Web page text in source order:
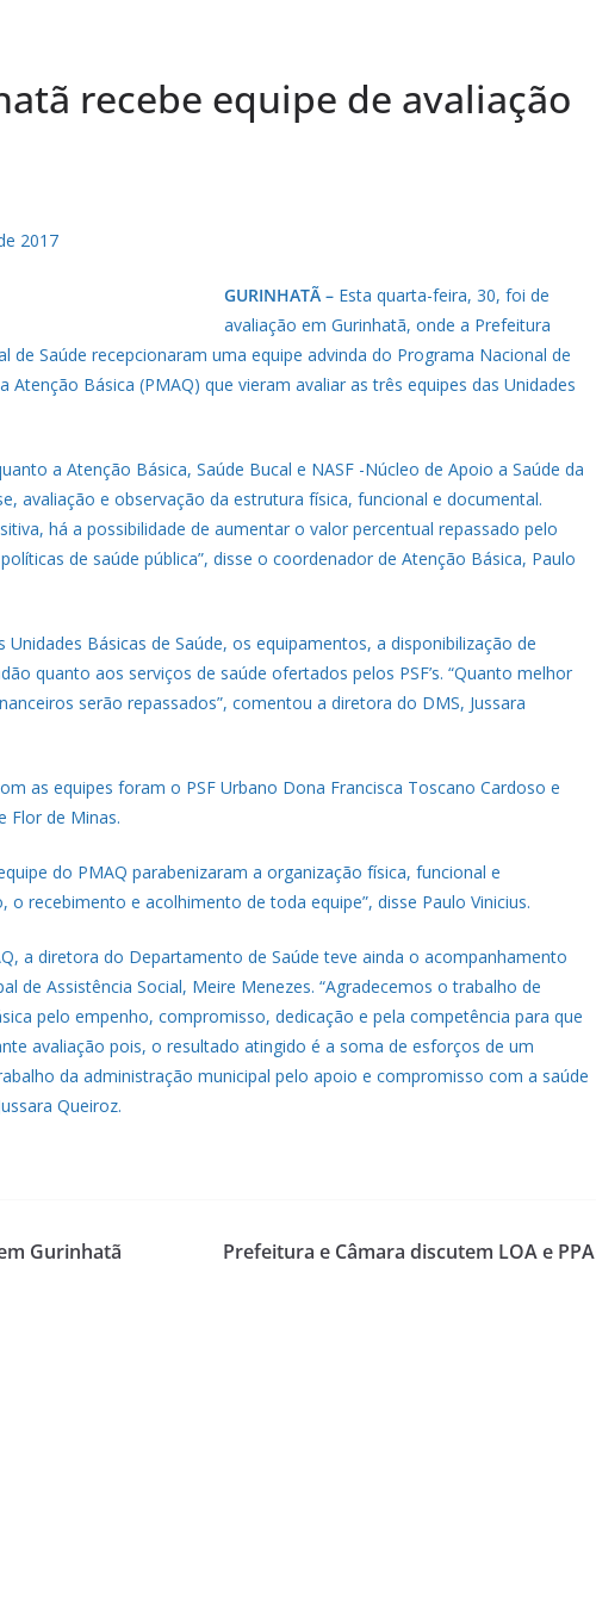
recebe equipe de avaliação
2017
GURINHATÃ – Esta quarta-feira, 30, foi de
avaliação em Gurinhatã, onde a Prefeitura
de Saúde recepcionaram uma equipe advinda do Programa Nacional de
Atenção Básica (PMAQ) que vieram avaliar as três equipes das Unidades
a Atenção Básica, Saúde Bucal e NASF -Núcleo de Apoio a Saúde da
avaliação e observação da estrutura física, funcional e documental.
há a possibilidade de aumentar o valor percentual repassado pelo
de saúde pública”, disse o coordenador de Atenção Básica, Paulo
Básicas de Saúde, os equipamentos, a disponibilização de
quanto aos serviços de saúde ofertados pelos PSF’s. “Quanto melhor
serão repassados”, comentou a diretora do DMS, Jussara
as equipes foram o PSF Urbano Dona Francisca Toscano Cardoso e
Flor de Minas.
do PMAQ parabenizaram a organização física, funcional e
recebimento e acolhimento de toda equipe”, disse Paulo Vinicius.
a diretora do Departamento de Saúde teve ainda o acompanhamento
de Assistência Social, Meire Menezes. “Agradecemos o trabalho de
pelo empenho, compromisso, dedicação e pela competência para que
avaliação pois, o resultado atingido é a soma de esforços de um
da administração municipal pelo apoio e compromisso com a saúde
Queiroz.
Gurinhatã Prefeitura e Câmara discutem LOA e PPA